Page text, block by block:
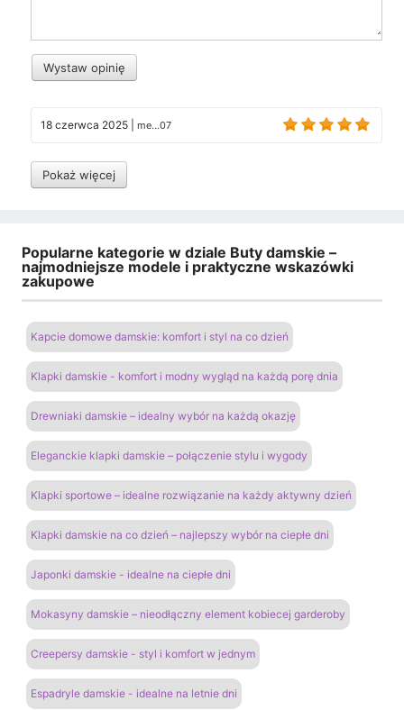
Wystaw opinię
18 czerwca 2025 me...07
Pokaż więcej
Popularne kategorie w dziale Buty damskie –
najmodniejsze modele i praktyczne wskazówki
zakupowe
Kapcie domowe damskie: komfort i styl na co dzień
Klapki damskie - komfort i modny wygląd na każdą porę dnia
Drewniaki damskie – idealny wybór na każdą okazję
Eleganckie klapki damskie – połączenie stylu i wygody
Klapki sportowe – idealne rozwiązanie na każdy aktywny dzień
Klapki damskie na co dzień – najlepszy wybór na ciepłe dni
Japonki damskie - idealne na ciepłe dni
Mokasyny damskie – nieodłączny element kobiecej garderoby
Creepersy damskie - styl i komfort w jednym
Espadryle damskie - idealne na letnie dni